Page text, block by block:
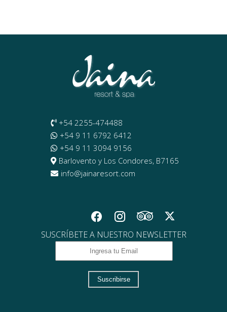
+54 2255-474488
+54 9 11 6792 6412
+54 9 11 3094 9156
Barlovento y Los Condores, B7165
info@jainaresort.com
SUSCRÍBETE A NUESTRO NEWSLETTER
Suscribirse